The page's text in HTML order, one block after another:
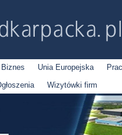
Biznes Unia Europejska
Wizytówki firm